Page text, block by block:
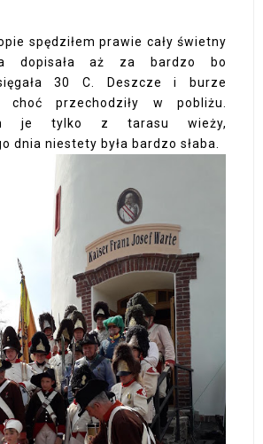
spędziłem prawie cały świetny
dopisała aż za bardzo bo
30 C. Deszcze i burze
choć przechodziły w pobliżu.
je tylko z tarasu wieży,
dnia niestety była bardzo słaba.